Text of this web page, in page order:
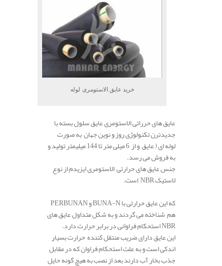
خرید عایق الاستومری لوله
عایق های حرراتی الاستومری عایق سلول بسته با
جدیدترن تکنولوژی روز و نوین جهان به صورت
لوله ای ( عایق و از 6 میلی متر تا 144 میلیمتر تولید و
به فروش می رسد.
جنس عایق های حرارتی الاستومری ایزیدم از نوع
لاستیک NBR است.
که این عایق حرارتی با BUNA-N و PERBUNAN
هم شناخته می گردند و به شکل متداول عایق های
NBR استحکام فراوانی در برابر حرارت دارد.
این عایق دارای ضریب منتقل کننده حرارت بسیار
اندکی است و به علت استحکام فراوان که در مقابل
جذب بخار آب دارند بعد از نصب به هیچ گونه حایل